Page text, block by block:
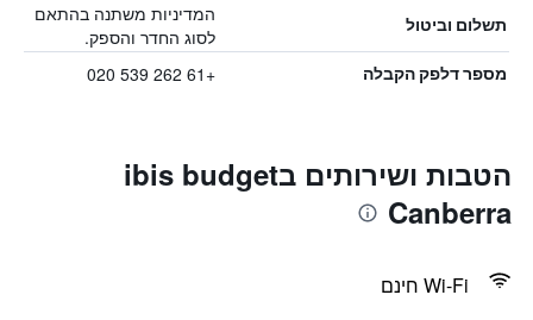
תשלום וביטול
המדיניות משתנה בהתאם
לסוג החדר והספק.
מספר דלפק הקבלה +61 262 539 020
הטבות ושירותים בibis budget
Canberra
Wi-Fi חינם